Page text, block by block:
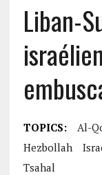
Liban-
TOPICS: Al-
Hezbollah
Tsahal